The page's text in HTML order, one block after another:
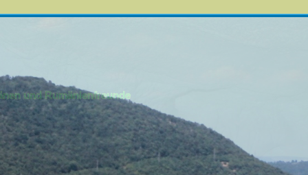
und Rumänienfreunde